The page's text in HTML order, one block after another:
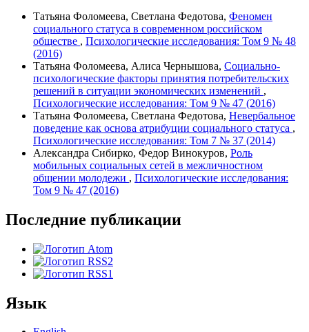
Татьяна Фоломеева, Светлана Федотова, Феномен
социального статуса в современном российском
обществе , Психологические исследования: Том 9 № 48
(2016)
Татьяна Фоломеева, Алиса Чернышова, Социально-
психологические факторы принятия потребительских
решений в ситуации экономических изменений ,
Психологические исследования: Том 9 № 47 (2016)
Татьяна Фоломеева, Светлана Федотова, Невербальное
поведение как основа атрибуции социального статуса ,
Психологические исследования: Том 7 № 37 (2014)
Александра Сибирко, Федор Винокуров, Роль
мобильных социальных сетей в межличностном
общении молодежи , Психологические исследования:
Том 9 № 47 (2016)
Последние публикации
Язык